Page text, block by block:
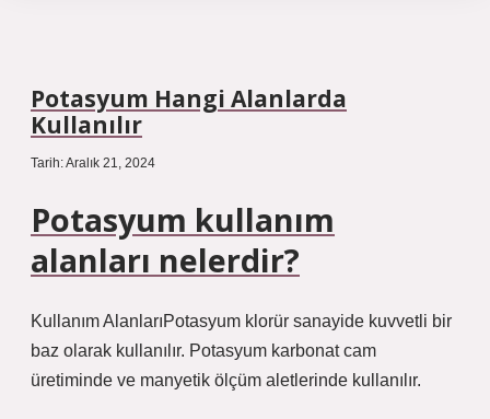
Potasyum Hangi Alanlarda
Kullanılır
Tarih: Aralık 21, 2024
Potasyum kullanım
alanları nelerdir?
Kullanım AlanlarıPotasyum klorür sanayide kuvvetli bir
baz olarak kullanılır. Potasyum karbonat cam
üretiminde ve manyetik ölçüm aletlerinde kullanılır.